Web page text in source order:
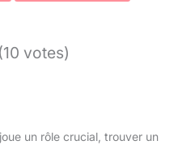
votes)
un rôle crucial, trouver un